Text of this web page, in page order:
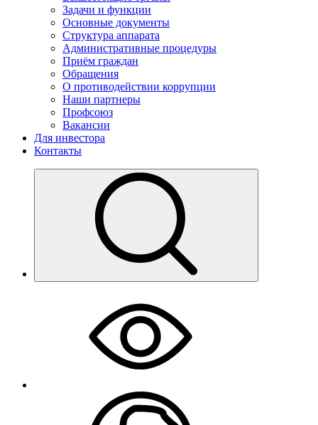
Задачи и функции
Основные документы
Структура аппарата
Административные процедуры
Приём граждан
Обращения
О противодействии коррупции
Наши партнеры
Профсоюз
Вакансии
Для инвестора
Контакты